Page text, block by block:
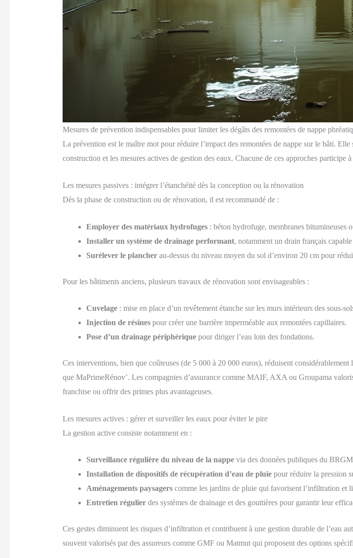
Mesures de prévention indispensables pour limiter les dégâts des remontées de nappe
La prévention est le maître mot pour réduire l’impact des remontées de nappe sur le bâti.
construction et les mesures actives de gestion des eaux. Chacune de ces approches participe
Les mesures passives : intégrer l’étanchéité dès la conception ou la rénovation
Dès la phase de construction ou de rénovation, il est recommandé de :
Employer des matériaux hydrofuges: béton hydrofuge, membranes bitumineuses
Installer un système de drainage performant, notamment un drain français
Surélever le plancherau-dessus du niveau moyen du sol d’environ 20 cm pour
Pour les bâtiments anciens, plusieurs travaux de rénovation sont envisageables :
Cuvelage: mise en place d’un revêtement étanche sur les murs intérieurs des sous-
Injection de résinespour créer une barrière imperméable aux remontées capillaires.
Pose d’un drainage périphériquepour diriger l’eau loin des fondations.
Ces interventions, bien que coûteuses (de 5 000 à 20 000 euros), réduisent
que MaPrimeRénov’. Les compagnies d’assurance comme MAIF, AXA ou Groupama
franchise ou offrir des primes plus avantageuses.
Les mesures actives : gérer et surveiller les eaux pour éviter le pire
La gestion active consiste notamment en :
Surveillance régulière du niveau de la nappevia des données publiques du
Installation de dispositifs de récupération d’eau de pluiepour réduire la pression
Aménagements paysagerscomme les jardins de pluie qui favorisent l’infiltration et
Entretien régulierdes systèmes de drainage et des gouttières pour garantir leur
Ces gestes diminuent les risques d’infiltration et contribuent à une gestion durable de l’eau
souvent valorisés par des assureurs comme GMF ou Matmut qui proposent des options